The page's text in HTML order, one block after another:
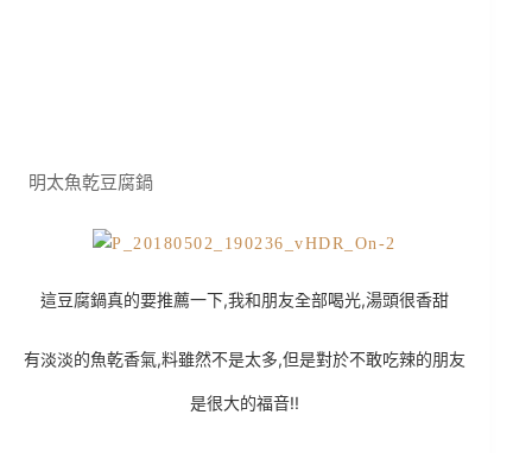
明太魚乾豆腐鍋
這豆腐鍋真的要推薦一下,我和朋友全部喝光,湯頭很香甜
有淡淡的魚乾香氣,料雖然不是太多,但是對於不敢吃辣的朋友
是很大的福音!!